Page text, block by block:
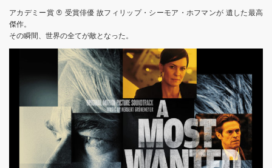
アカデミー賞 ® 受賞俳優 故フィリップ・シーモア・ホフマンが 遺した最高
傑作。
その瞬間、世界の全てが敵となった。